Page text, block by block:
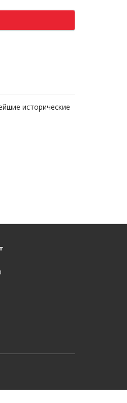
исторические